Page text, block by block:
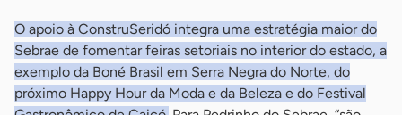
O apoio à ConstruSeridó integra uma estratégia maior do
Sebrae de fomentar feiras setoriais no interior do estado, a
exemplo da Boné Brasil em Serra Negra do Norte, do
próximo Happy Hour da Moda e da Beleza e do Festival